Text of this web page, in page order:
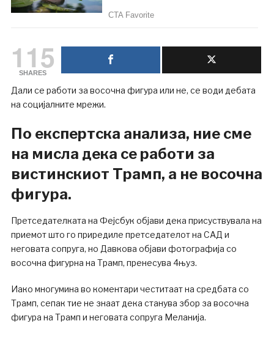
115
SHARES
Дали се работи за восочна фигура или не, се води дебата
на социјалните мрежи.
По експертска анализа, ние сме
на мисла дека се работи за
вистинскиот Трамп, а не восочна
фигура.
Претседателката на Фејсбук објави дека присуствувала на
приемот што го приредиле претседателот на САД и
неговата сопруга, но Давкова објави фотографија со
восочна фигурна на Трамп, пренесува 4њуз.
Иако многумина во коментари честитаат на средбата со
Трамп, сепак тие не знаат дека станува збор за восочна
фигура на Трамп и неговата сопруга Меланија.